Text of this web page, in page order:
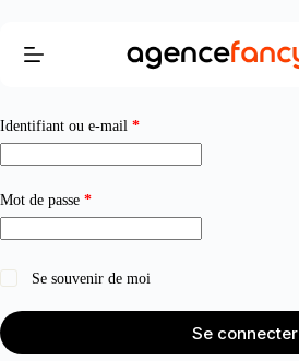
contenu
My account
Identifiant ou e-mail *Obligatoire
Mot de passe *Obligatoire
Se souvenir de moi
Se connecter